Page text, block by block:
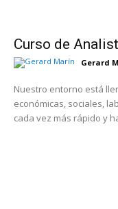
Curso de
Gerard
Nuestro entorno está
económicas, sociales,
cada vez más rápido y